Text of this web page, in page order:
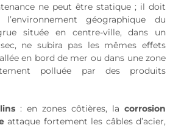
ne peut être statique ; il doit
géographique du
située en centre-ville, dans un
ne subira pas les mêmes effets
en bord de mer ou dans une zone
polluée par des produits
: en zones côtières, la corrosion
attaque fortement les câbles d’acier,